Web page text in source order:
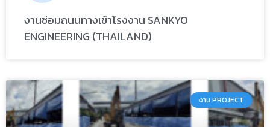
งานซ่อมถนนทางเข้าโรงงาน SANKYO
ENGINEERING (THAILAND)
งาน PROJECT